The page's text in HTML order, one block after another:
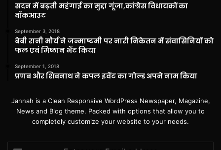
सदन में बढ़ती महंगाई का मुद्दा गूंजा,कांग्रेस विधायकों का
वॉकआउट
September 3, 2018
बेबी रानी मौर्य ने जन्माष्टमी पर नारी निकेतन में संवासिनियों को
फल एवं मिष्ठान भेंट किया
September 1, 2018
प्रणब और शिबनाथ ने कपल इवेंट का गोल्ड अपने नाम किया
Jannah is a Clean Responsive WordPress Newspaper, Magazine,
News and Blog theme. Packed with options that allow you to
completely customize your website to your needs.
Enter